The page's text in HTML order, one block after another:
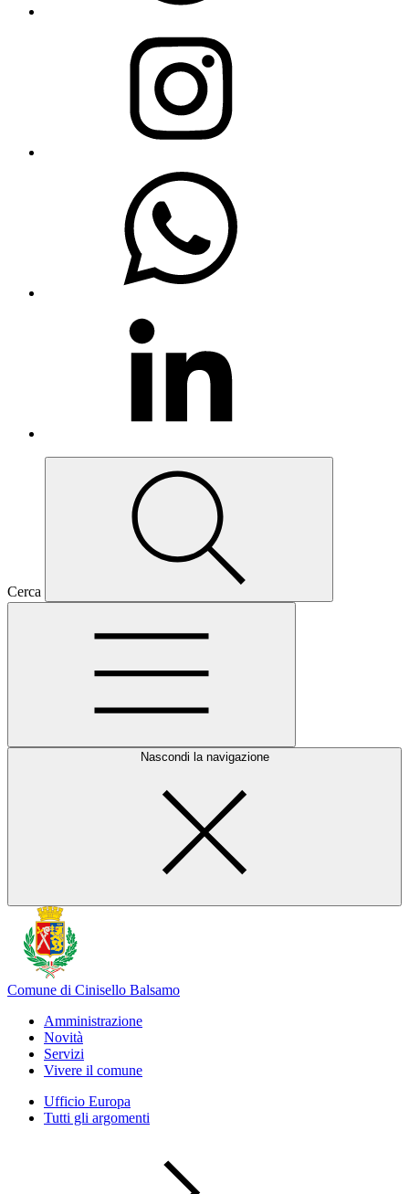
Cerca
Nascondi la navigazione
Comune di Cinisello Balsamo
Amministrazione
Novità
Servizi
Vivere il comune
Ufficio Europa
Tutti gli argomenti